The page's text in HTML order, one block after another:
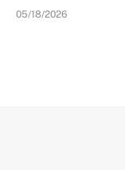
05/18/2026